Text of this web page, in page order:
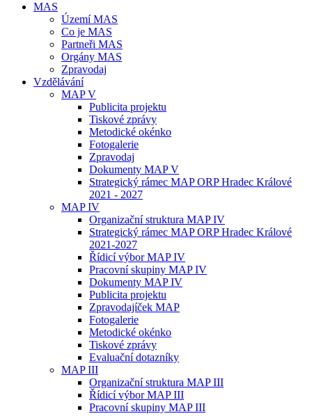
MAS
Území MAS
Co je MAS
Partneři MAS
Orgány MAS
Zpravodaj
Vzdělávání
MAP V
Publicita projektu
Tiskové zprávy
Metodické okénko
Fotogalerie
Zpravodaj
Dokumenty MAP V
Strategický rámec MAP ORP Hradec Králové
2021 - 2027
MAP IV
Organizační struktura MAP IV
Strategický rámec MAP ORP Hradec Králové
2021-2027
Řídicí výbor MAP IV
Pracovní skupiny MAP IV
Dokumenty MAP IV
Publicita projektu
Zpravodajíček MAP
Fotogalerie
Metodické okénko
Tiskové zprávy
Evaluační dotazníky
MAP III
Organizační struktura MAP III
Řídicí výbor MAP III
Pracovní skupiny MAP III